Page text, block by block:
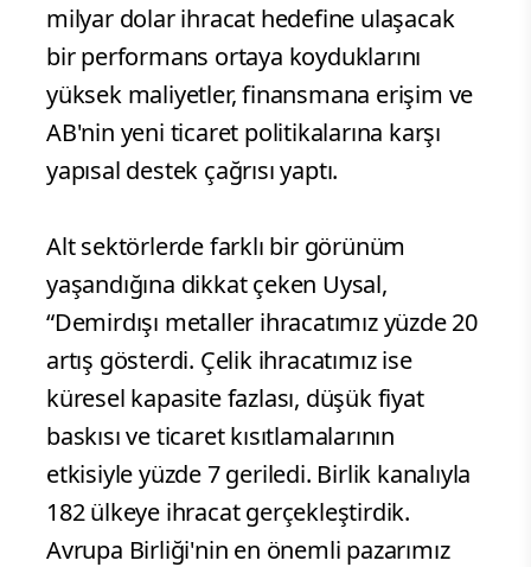
milyar dolar ihracat hedefine ulaşacak
bir performans ortaya koyduklarını
yüksek maliyetler, finansmana erişim ve
AB'nin yeni ticaret politikalarına karşı
yapısal destek çağrısı yaptı.
Alt sektörlerde farklı bir görünüm
yaşandığına dikkat çeken Uysal,
“Demirdışı metaller ihracatımız yüzde 20
artış gösterdi. Çelik ihracatımız ise
küresel kapasite fazlası, düşük fiyat
baskısı ve ticaret kısıtlamalarının
etkisiyle yüzde 7 geriledi. Birlik kanalıyla
182 ülkeye ihracat gerçekleştirdik.
Avrupa Birliği'nin en önemli pazarımız